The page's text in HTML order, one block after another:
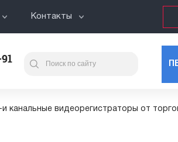
Контакты
и канальные видеорегистраторы от